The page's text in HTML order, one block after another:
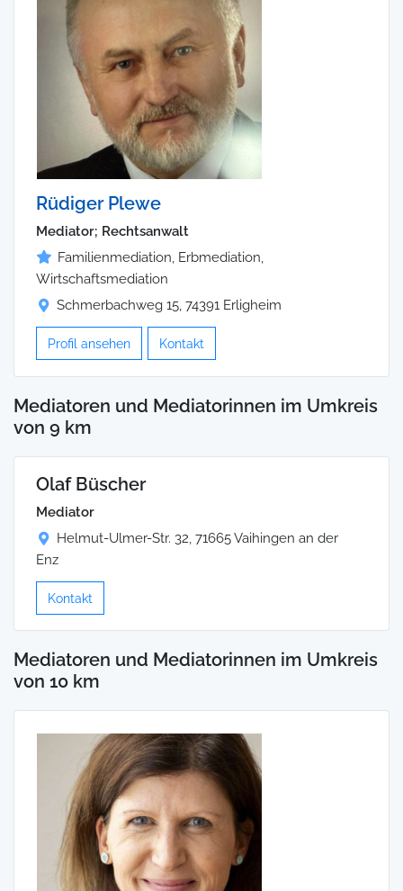
Rüdiger Plewe
Mediator; Rechtsanwalt
Familienmediation, Erbmediation,
Wirtschaftsmediation
Schmerbachweg 15, 74391 Erligheim
Profil ansehen Kontakt
Mediatoren und Mediatorinnen im Umkreis
von 9 km
Olaf Büscher
Mediator
Helmut-Ulmer-Str. 32, 71665 Vaihingen an der
Enz
Kontakt
Mediatoren und Mediatorinnen im Umkreis
von 10 km